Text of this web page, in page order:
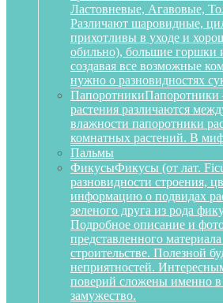
Ластовневые, Агавовые,
Различают шаровидные,
прихотливы в уходе и
обильно), большие горшки
создавая все возможные
нужно о разновидностях
ПапоротникиПапоротники
растения различаются
влажности папоротники
комнатных растений. В
Пальмы
ФикусыФикусы (от лат.
разновидности строения,
информацию о подвидах
зеленого друга из рода
Подробное описание и
представленного
строительстве. Полезной
неприятностей.
поверий сложены именно в
замужество.